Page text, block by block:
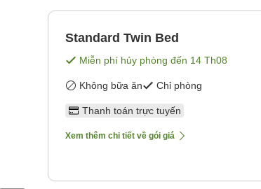
Standard Twin Bed
Miễn phí hủy phòng đến 14 Th08
Không bữa ăn Chỉ phòng
Thanh toán trực tuyến
Xem thêm chi tiết về gói giá